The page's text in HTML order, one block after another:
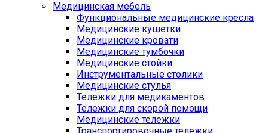
Медицинская мебель
Функциональные медицинские кресла
Медицинские кушетки
Медицинские кровати
Медицинские тумбочки
Медицинские стойки
Инструментальные столики
Медицинские стулья
Тележки для медикаментов
Тележки для скорой помощи
Медицинские тележки